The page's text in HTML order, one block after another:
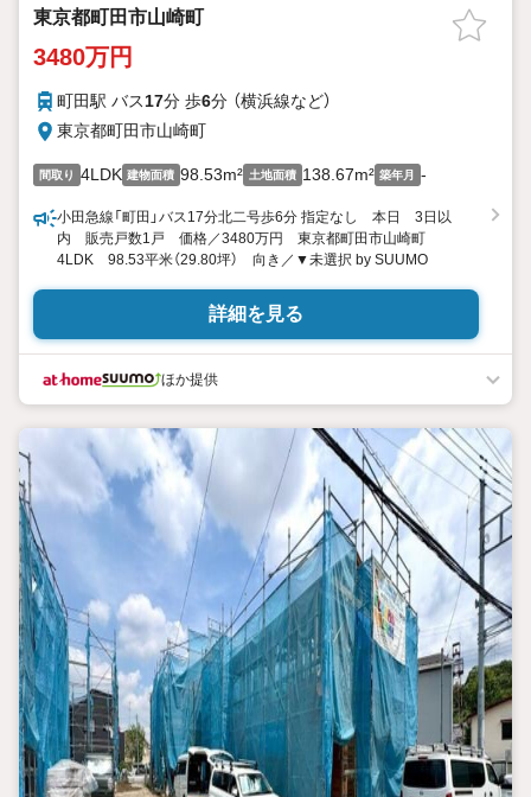
東京都町田市山崎町
3480万円
町田駅 バス17分 歩6分 （横浜線など）
東京都町田市山崎町
間取り 4LDK 建物面積 98.53m² 土地面積 138.67m² 築年月 -
小田急線「町田」バス17分北二号歩6分 指定なし 本日 3日以
内 販売戸数1戸 価格／3480万円 東京都町田市山崎町
4LDK 98.53平米（29.80坪） 向き／▼未選択 by SUUMO
詳細を見る
ほか提供